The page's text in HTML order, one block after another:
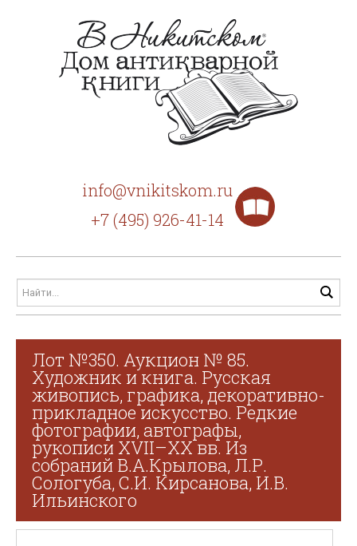
info@vnikitskom.ru
+7 (495) 926-41-14
Лот №350. Аукцион № 85.
Художник и книга. Русская
живопись, графика, декоративно-
прикладное искусство. Редкие
фотографии, автографы,
рукописи XVII–XX вв. Из
собраний В.А.Крылова, Л.Р.
Сологуба, С.И. Кирсанова, И.В.
Ильинского